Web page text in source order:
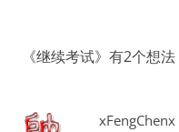
航
《继续考试》有2个想法
xFengChenx